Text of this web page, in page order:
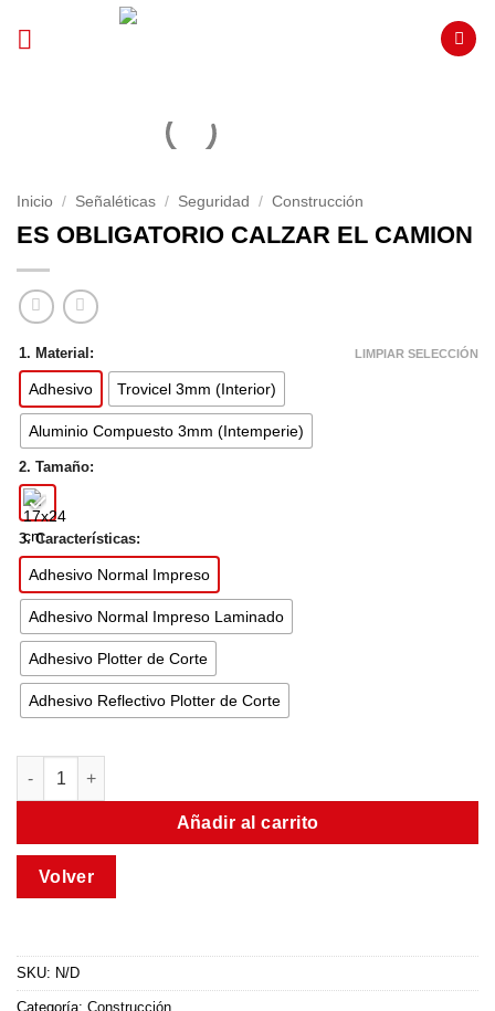
Inicio / Señaléticas / Seguridad / Construcción
ES OBLIGATORIO CALZAR EL CAMION
1. Material:
Adhesivo Trovicel 3mm (Interior)
Aluminio Compuesto 3mm (Intemperie)
2. Tamaño:
3. Características:
Adhesivo Normal Impreso
Adhesivo Normal Impreso Laminado
Adhesivo Plotter de Corte
Adhesivo Reflectivo Plotter de Corte
LIMPIAR SELECCIÓN
Añadir al carrito
SKU: N/D
Categoría: Construcción